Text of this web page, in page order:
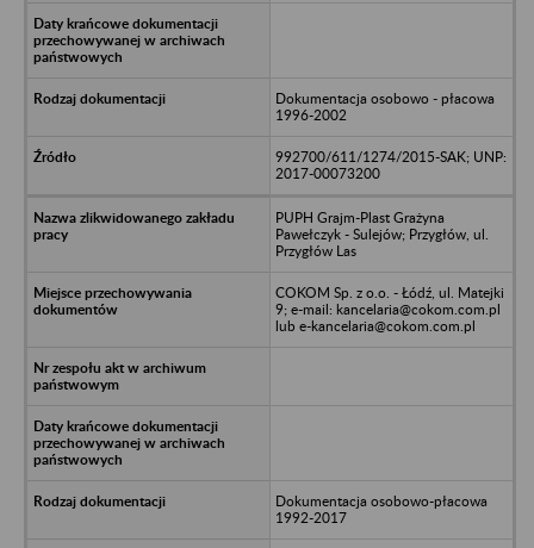
Dokumentacja osobowo - płacowa
1996-2002
992700/611/1274/2015-SAK; UNP:
2017-00073200
PUPH Grajm-Plast Grażyna
Pawełczyk - Sulejów; Przygłów, ul.
Przygłów Las
COKOM Sp. z o.o. - Łódź, ul. Matejki
9; e-mail: kancelaria@cokom.com.pl
lub e-kancelaria@cokom.com.pl
Dokumentacja osobowo-płacowa
1992-2017